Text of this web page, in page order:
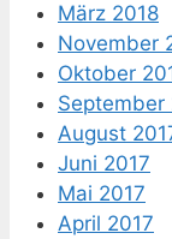
März 2018
November
Oktober
September
August
Juni 2017
Mai 2017
April 2017